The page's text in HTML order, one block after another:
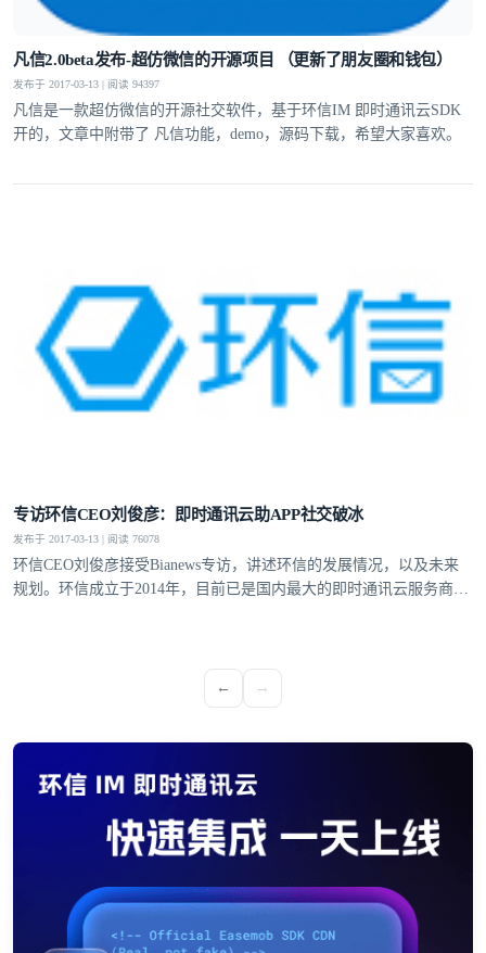
凡信2.0beta发布-超仿微信的开源项目 （更新了朋友圈和钱包）
发布于 2017-03-13 | 阅读 94397
凡信是一款超仿微信的开源社交软件，基于环信IM 即时通讯云SDK
开的，文章中附带了 凡信功能，demo，源码下载，希望大家喜欢。
专访环信CEO刘俊彦：即时通讯云助APP社交破冰
发布于 2017-03-13 | 阅读 76078
环信CEO刘俊彦接受Bianews专访，讲述环信的发展情况，以及未来
规划。环信成立于2014年，目前已是国内最大的即时通讯云服务商，
← →
登录客服云